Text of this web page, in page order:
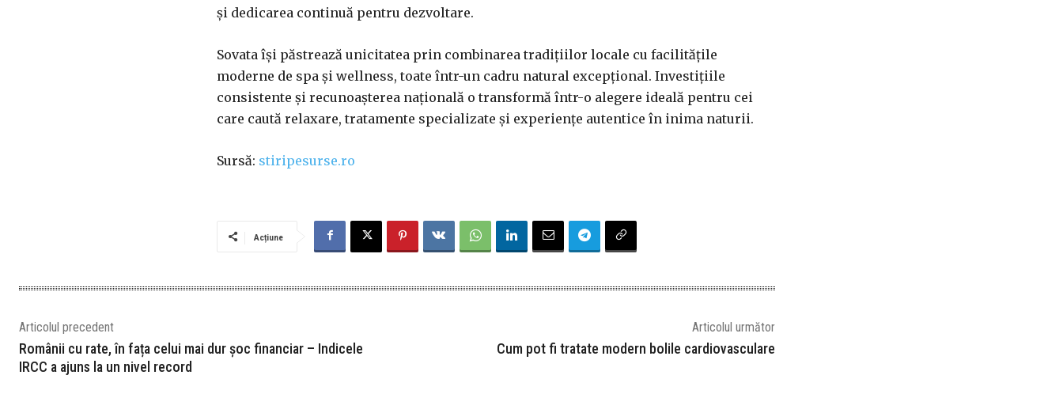
și dedicarea continuă pentru dezvoltare.
Sovata își păstrează unicitatea prin combinarea tradițiilor locale cu facilitățile
moderne de spa și wellness, toate într-un cadru natural excepțional. Investițiile
consistente și recunoașterea națională o transformă într-o alegere ideală pentru cei
care caută relaxare, tratamente specializate și experiențe autentice în inima naturii.
Sursă: stiripesurse.ro
Acțiune
Articolul precedent
Românii cu rate, în fața celui mai dur șoc financiar – Indicele
IRCC a ajuns la un nivel record
Articolul următor
Cum pot fi tratate modern bolile cardiovasculare